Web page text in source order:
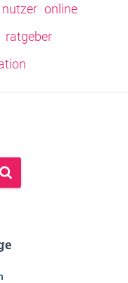
nutzer online
ratgeber